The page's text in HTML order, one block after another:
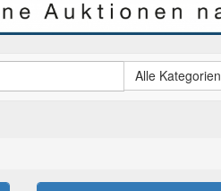
Alle Kategorien